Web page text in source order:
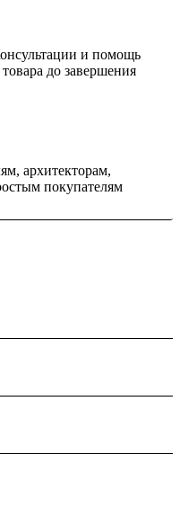
и помощь
до завершения
архитекторам,
покупателям